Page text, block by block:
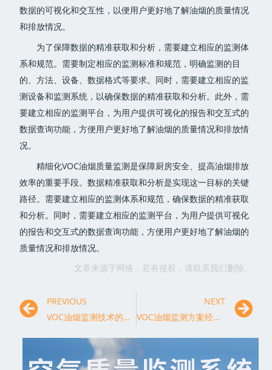
数据的可视化和交互性，以便用户更好地了解油烟的质量情况
和排放情况。
为了保障数据的精准获取和分析，需要建立相应的监测体
系和规范。需要制定相应的监测标准和规范，明确监测的目
的、方法、设备、数据格式等要求。同时，需要建立相应的监
测设备和监测系统，以确保数据的精准获取和分析。此外，需
要建立相应的监测平台，为用户提供可视化的报告和交互式的
数据查询功能，方便用户更好地了解油烟的质量情况和排放情
况。
精细化VOC油烟质量监测是保障厨房安全、提高油烟排放
效率的重要手段。数据精准获取和分析是实现这一目标的关键
路径。需要建立相应的监测体系和规范，确保数据的精准获取
和分析。同时，需要建立相应的监测平台，为用户提供可视化
的报告和交互式的数据查询功能，方便用户更好地了解油烟的
质量情况和排放情况。
文章来源于网络，若有侵权，请联系我们删除。
PREVIOUS
VOC油烟监测技术的优势与前景展望：构建绿色生活新生活方式
NEXT
VOC油烟监测方案经济效益的评估与分析